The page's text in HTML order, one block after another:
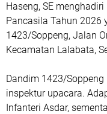
Haseng, SE
Pancasila Tahun 2026
1423/Soppeng, Jalan
Kecamatan Lalabata,
Dandim 1423/
inspektur upacara.
Infanteri Asdar,